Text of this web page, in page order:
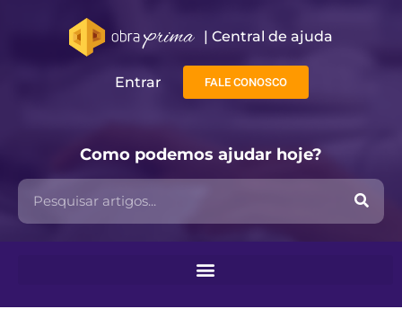
| Central de ajuda​
Entrar FALE CONOSCO
Como podemos ajudar hoje?